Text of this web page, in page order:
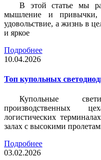
В этой статье мы
мышление и
удовольствие, а жизнь в
и яркое
Подробнее
10.04.2026
Топ купольных
Купольные
производственных
логистических
залах с высокими
Подробнее
03.02.2026